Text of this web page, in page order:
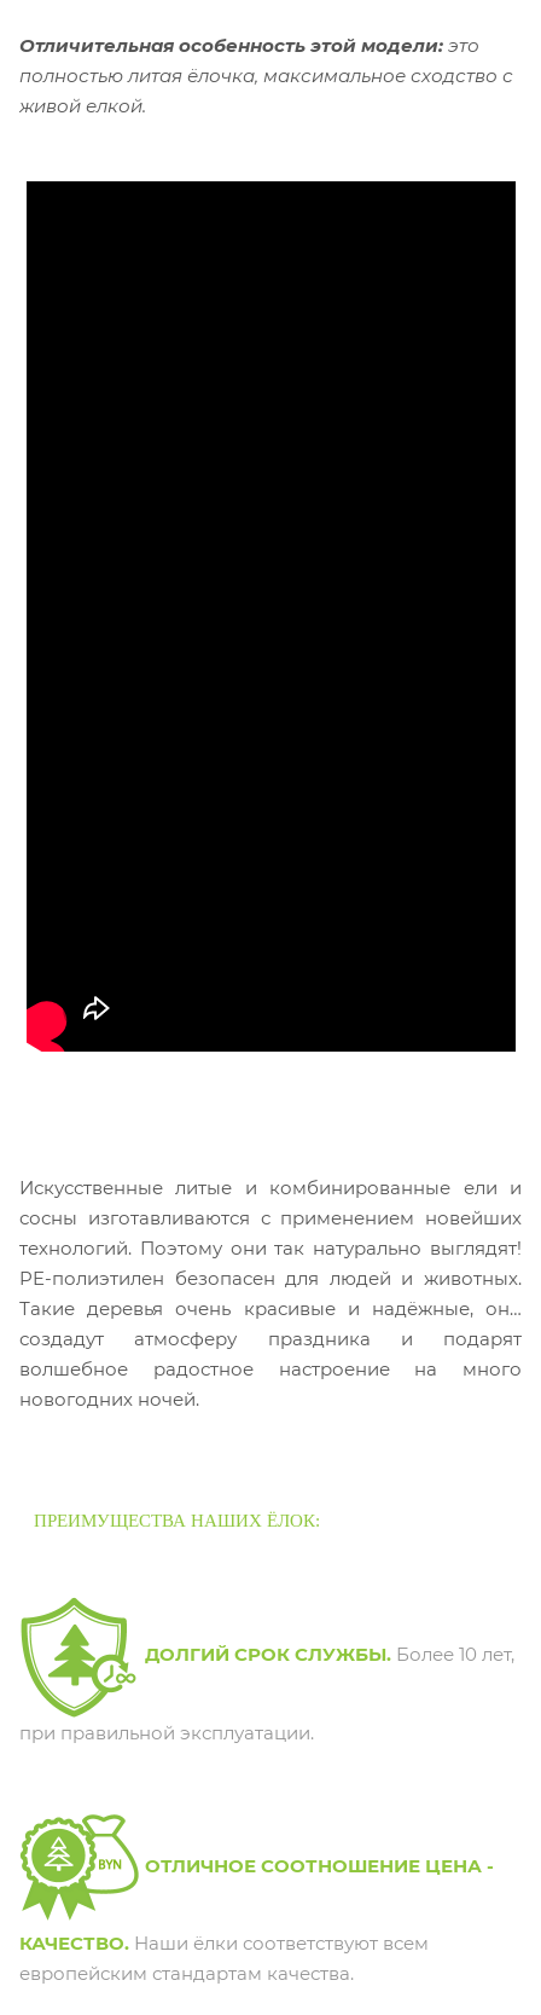
Отличительная особенность этой модели: это
полностью литая ёлочка, максимальное сходство с
живой елкой.
Искусственные литые и комбинированные ели и
сосны изготавливаются с применением новейших
технологий. Поэтому они так натурально выглядят!
PE-полиэтилен безопасен для людей и животных.
Такие деревья очень красивые и надёжные, они
создадут атмосферу праздника и подарят
волшебное радостное настроение на много
новогодних ночей.
ПРЕИМУЩЕСТВА НАШИХ ЁЛОК:
ДОЛГИЙ СРОК СЛУЖБЫ. Более 10 лет,
при правильной эксплуатации.
ОТЛИЧНОЕ СООТНОШЕНИЕ ЦЕНА -
КАЧЕСТВО. Наши ёлки соответствуют всем
европейским стандартам качества.